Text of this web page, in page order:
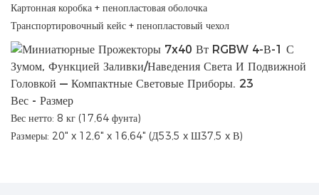
Картонная коробка + пенопластовая оболочка
Транспортировочный кейс + пенопластовый чехол
Вес - Размер
Вес нетто: 8 кг (17,64 фунта)
Размеры: 20" x 12,6" x 16,64" (Д53,5 x Ш37,5 x В)